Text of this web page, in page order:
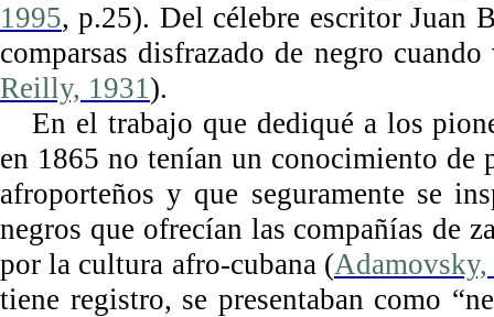
1995, p.25). Del célebre escritor Juan
comparsas disfrazado de negro
Reilly, 1931).
En el trabajo que dediqué a los
en 1865 no tenían un conocimiento de
afroporteños y que seguramente se
negros que ofrecían las compañías de
por la cultura afro-cubana (Adamovsky,
tiene registro, se presentaban como